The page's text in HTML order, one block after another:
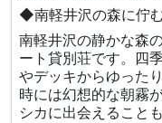
◆南軽井沢の森に佇
南軽井沢の静かな森
ート貸別荘です。四
やデッキからゆった
時には幻想的な朝霧
シカに出会えることも